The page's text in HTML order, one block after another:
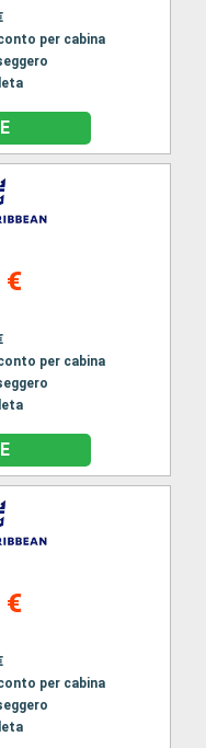
per cabina
€
per cabina
€
per cabina